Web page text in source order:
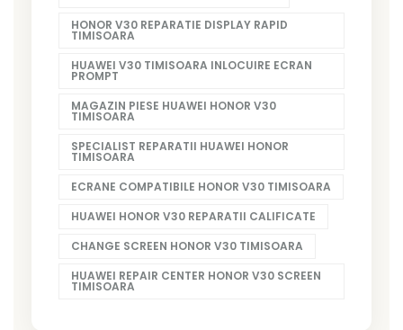
HONOR V30 REPARATIE DISPLAY RAPID
TIMISOARA
HUAWEI V30 TIMISOARA INLOCUIRE ECRAN
PROMPT
MAGAZIN PIESE HUAWEI HONOR V30
TIMISOARA
SPECIALIST REPARATII HUAWEI HONOR
TIMISOARA
ECRANE COMPATIBILE HONOR V30 TIMISOARA
HUAWEI HONOR V30 REPARATII CALIFICATE
CHANGE SCREEN HONOR V30 TIMISOARA
HUAWEI REPAIR CENTER HONOR V30 SCREEN
TIMISOARA